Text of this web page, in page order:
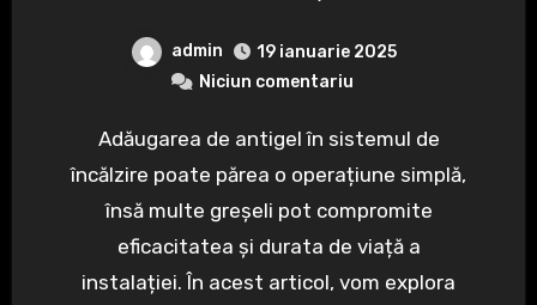
admin
19 ianuarie 2025
Niciun comentariu
Adăugarea de antigel în sistemul de
încălzire poate părea o operațiune simplă,
însă multe greșeli pot compromite
eficacitatea și durata de viață a
instalației. În acest articol, vom explora